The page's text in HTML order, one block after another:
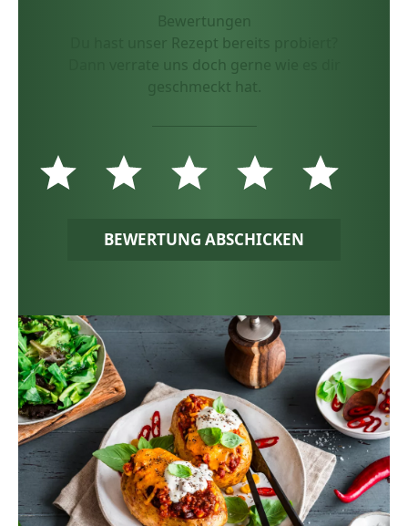
Bewertungen
Du hast unser Rezept bereits probiert?
Dann verrate uns doch gerne wie es dir
geschmeckt hat.
BEWERTUNG ABSCHICKEN